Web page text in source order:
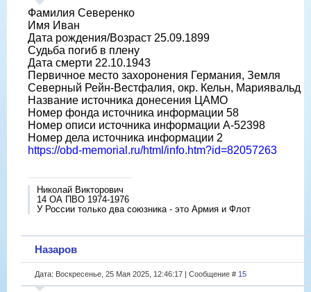
Фамилия Северенко
Имя Иван
Дата рождения/Возраст 25.09.1899
Судьба погиб в плену
Дата смерти 22.10.1943
Первичное место захоронения Германия, Земля
Северный Рейн-Вестфалия, окр. Кельн, Мариявальд
Название источника донесения ЦАМО
Номер фонда источника информации 58
Номер описи источника информации A-52398
Номер дела источника информации 2
https://obd-memorial.ru/html/info.htm?id=82057263
Николай Викторович
14 ОА ПВО 1974-1976
У России только два союзника - это Армия и Флот
Назаров
Дата: Воскресенье, 25 Мая 2025, 12:46:17 | Сообщение # 15